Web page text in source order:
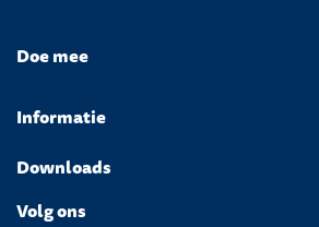
Doe mee
Informatie
Downloads
Volg ons